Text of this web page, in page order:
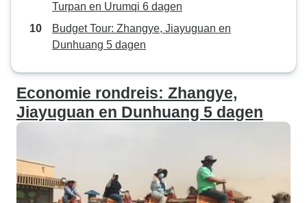
Turpan en Urumqi 6 dagen
Budget Tour: Zhangye, Jiayuguan en
Dunhuang 5 dagen
Economie rondreis: Zhangye,
Jiayuguan en Dunhuang 5 dagen